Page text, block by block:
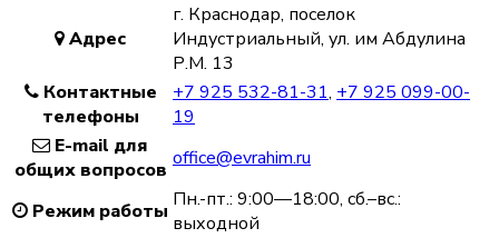
Адрес
г. Краснодар, поселок
Индустриальный, ул. им Абдулина
Р.М. 13
Контактные
телефоны
+7 925 532-81-31, +7 925 099-00-
19
E-mail для
общих вопросов office@evrahim.ru
Режим работы Пн.-пт.: 9:00—18:00, сб.–вс.:
выходной